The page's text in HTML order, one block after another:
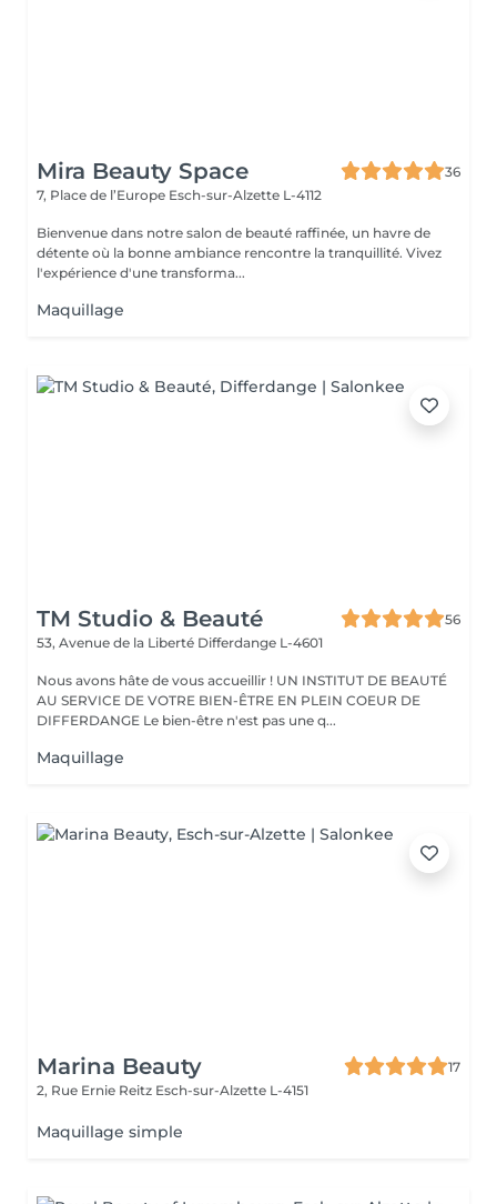
Mira Beauty Space
36
7, Place de l’Europe Esch-sur-Alzette L-4112
Bienvenue dans notre salon de beauté raffinée, un havre de
détente où la bonne ambiance rencontre la tranquillité. Vivez
l'expérience d'une transforma...
Maquillage
TM Studio & Beauté
56
53, Avenue de la Liberté Differdange L-4601
Nous avons hâte de vous accueillir ! UN INSTITUT DE BEAUTÉ
AU SERVICE DE VOTRE BIEN-ÊTRE EN PLEIN COEUR DE
DIFFERDANGE Le bien-être n'est pas une q...
Maquillage
Marina Beauty
17
2, Rue Ernie Reitz Esch-sur-Alzette L-4151
Maquillage simple